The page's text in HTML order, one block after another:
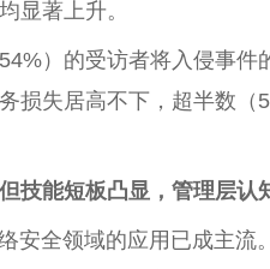
显著上升。
）的受访者将入侵事
损失居高不下，超半数
技能短板凸显，管理层认
安全领域的应用已成主流